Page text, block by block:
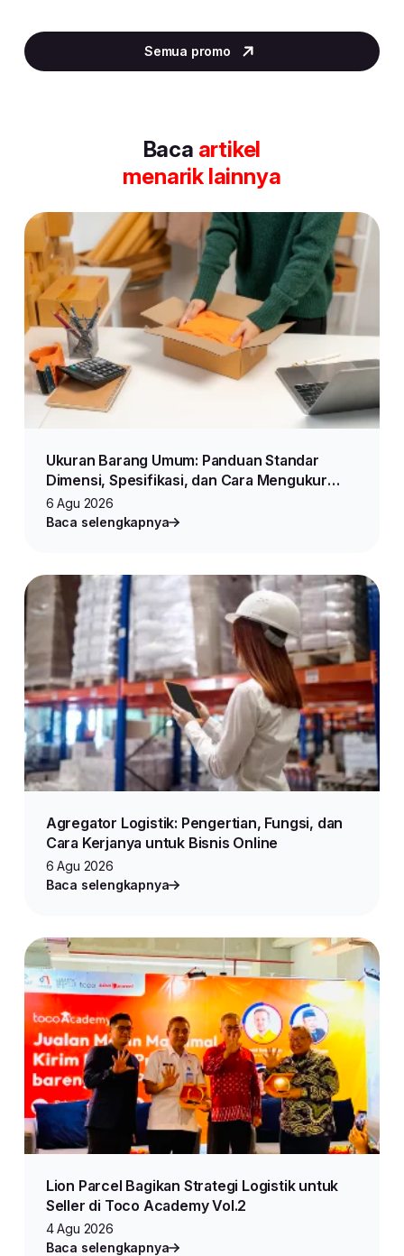
4
of
Semua promo
Baca artikel
menarik lainnya
Ukuran Barang Umum: Panduan Standar
Dimensi, Spesifikasi, dan Cara Mengukur
Produk untuk Jualan Online
6 Agu 2026
Baca selengkapnya
Agregator Logistik: Pengertian, Fungsi, dan
Cara Kerjanya untuk Bisnis Online
6 Agu 2026
Baca selengkapnya
Lion Parcel Bagikan Strategi Logistik untuk
Seller di Toco Academy Vol.2
4 Agu 2026
Baca selengkapnya